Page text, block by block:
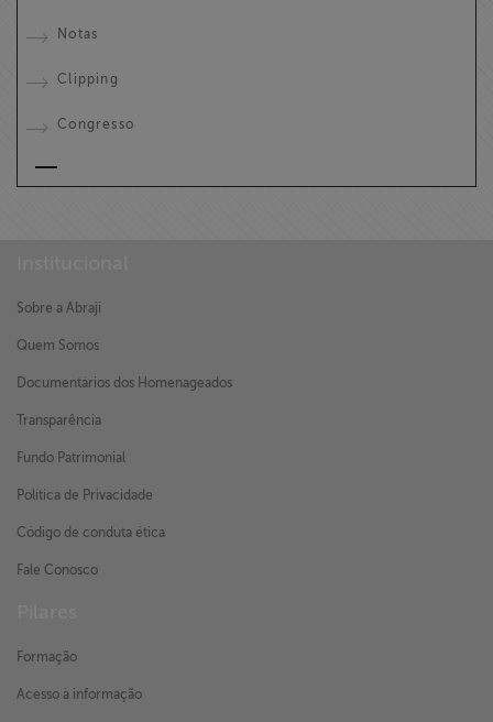
Notas
Clipping
Congresso
Sobre a Abraji
Quem Somos
Documentários dos Homenageados
Transparência
Fundo Patrimonial
Política de Privacidade
Código de conduta ética
Fale Conosco
Formação
Acesso à informação